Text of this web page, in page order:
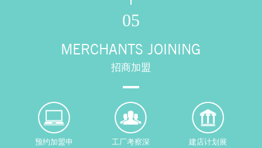
05
MERCHANTS JOINING
招商加盟
预约加盟申
工厂考察深
建店计划展